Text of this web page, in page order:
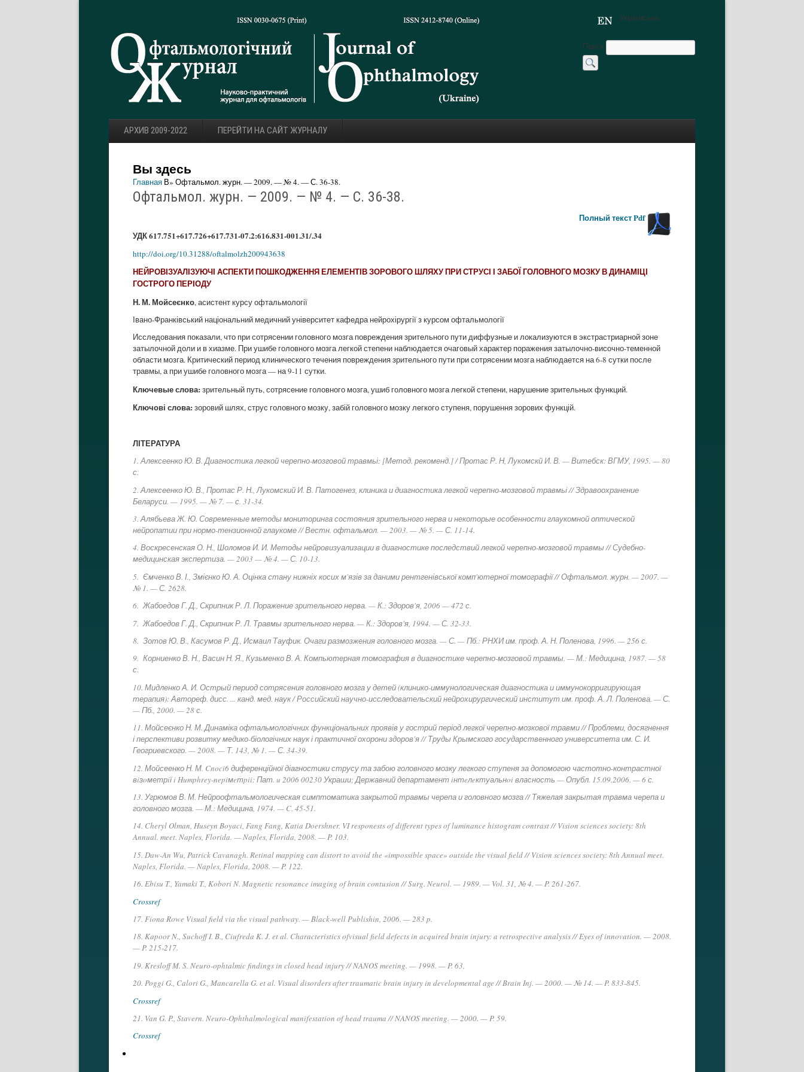
Українська
Поиск
АРХИВ 2009-2022 ПЕРЕЙТИ НА САЙТ ЖУРНАЛУ
Вы здесь
Главная В» Офтальмол. журн. — 2009. — № 4. — С. 36-38.
Офтальмол. журн. — 2009. — № 4. — С. 36-38.
Полный текст Pdf
УДК 617.751+617.726+617.731-07.2:616.831-001.31/.34
http://doi.org/10.31288/oftalmolzh200943638
НЕЙРОВІЗУАЛІЗУЮЧІ АСПЕКТИ ПОШКОДЖЕННЯ ЕЛЕМЕНТІВ ЗОРОВОГО ШЛЯХУ ПРИ СТРУСІ І ЗАБОЇ ГОЛОВНОГО МОЗКУ В ДИНАМІЦІ
ГОСТРОГО ПЕРІОДУ
Н. М. Мойсеєнко, асистент курсу офтальмології
Івано-Франківський національний медичний університет кафедра нейрохірургії з курсом офтальмології
Исследования показали, что при сотрясении головного мозга повреждения зрительного пути диффузные и локализуются в экстрастриарной зоне
затылочной доли и в хиазме. При ушибе головного мозга легкой степени наблюдается очаговый характер поражения затылочно-височно-теменной
области мозга. Критический период клинического течения повреждения зрительного пути при сотрясении мозга наблюдается на 6-8 сутки после
травмы, а при ушибе головного мозга — на 9-11 сутки.
Ключевые слова: зрительный путь, сотрясение головного мозга, ушиб головного мозга легкой степени, нарушение зрительных функций.
Ключові слова: зоровий шлях, струс головного мозку, забій головного мозку легкого ступеня, порушення зорових функцій.
ЛІТЕРАТУРА
1. Алексеенко Ю. В. Диагностика легкой черепно-мозговой травмьі: [Метод. рекоменд.] / Протас Р. Н, Лукомскй И. В. — Витебск: ВГМУ, 1995. — 80
с.
2. Алексеенко Ю. В., Протас Р. Н., Лукомский И. В. Патогенез, клиника и диагностика легкой черепно-мозговой травмьі // Здравоохранение
Беларуси. — 1995. — № 7. — с. 31-34.
3. Алябьева Ж. Ю. Современные методы мониторинга состояния зрительного нерва и некоторые особенности глаукомной оптической
нейропатии при нормо-тензионной глаукоме // Вестн. офтальмол. — 2003. — № 5. — С. 11-14.
4. Воскресенская О. Н., Шоломов И. И. Методы нейровизуализации в диагностике последствий легкой черепно-мозговой травмы // Судебно-
медицинская экспертиза. — 2003 — № 4. — С. 10-13.
5. Ємченко В. І., Змієнко Ю. А. Оцінка стану нижніх косих м'язів за даними рентгенівської комп'ютерної томографії // Офтальмол. журн. — 2007. —
№ 1. — С. 2628.
6. Жабоедов Г. Д., Скрипник Р. Л. Поражение зрительного нерва. — К.: Здоров'я, 2006 — 472 с.
7. Жабоедов Г. Д., Скрипник Р. Л. Травмы зрительного нерва. — К.: Здоров'я, 1994. — С. 32-33.
8. Зотов Ю. В., Касумов Р. Д., Исмаил Тауфик. Очаги размозжения головного мозга. — С. — Пб.: РНХИ им. проф. А. Н. Поленова, 1996. — 256 с.
9. Корниенко В. Н., Васин Н. Я., Кузьменко В. А. Компьютерная томография в диагностике черепно-мозговой травмы. — М.: Медицина, 1987. — 58
с.
10. Мидленко А. И. Острый период сотрясения головного мозга у детей (клинико-иммунологическая диагностика и иммунокорригирующая
терапия): Автореф. дисс. ... канд. мед. наук / Российский научно-исследовательский нейрохирургический институт им. проф. А. Л. Поленова. — С.
— Пб., 2000. — 28 с.
11. Мойсеєнко Н. М. Динаміка офтальмологічних функціональних проявів у гострий період легкої черепно-мозкової травми // Проблеми, досягнення
і перспективи розвитку медико-біологічних наук і практичної охорони здоров'я // Труды Крымского государственного университета им. С. И.
Геогриевского. — 2008. — Т. 143, № 1. — С. 34-39.
12. Мойсеенко Н. М. Cnoci6 диференційної діагностики струсу та забою головного мозку легкого ступеня за допомогою частотно-контрастної
вiзoметрiї i Humphrey-nepiмeтpii: Пат. u 2006 00230 Украши; Державний департамент iнтeлeктуальнoi власность — Опубл. 15.09.2006. — 6 с.
13. Угрюмов В. М. Нейроофтальмологическая симптоматика закрытой травмы черепа и головного мозга // Тяжелая закрытая травма черепа и
головного мозга. — М.: Медицина, 1974. — C. 45-51.
14. Cheryl Olman, Huseyn Boyaci, Fang Fang, Katia Doershner. VI responests of different types of luminance histogram contrast // Vision sciences society: 8th
Annual. meet. Naples, Florida. — Naples, Florida, 2008. — P. 103.
15. Daw-An Wu, Patrick Cavanagh. Retinal mapping can distort to avoid the «impossible space» outside the visual field // Vision sciences society: 8th Annual meet.
Naples, Florida. — Naples, Florida, 2008. — P. 122.
16. Ebisu T., Yamaki T., Kobori N. Magnetic resonance imaging of brain contusion // Surg. Neurol. — 1989. — Vol. 31, № 4. — P. 261-267.
Crossref
17. Fiona Rowe Visual field via the visual pathway. — Black-well Publishin, 2006. — 283 p.
18. Kapoor N., Suchoff I. B., Ciufreda K. J. et al. Characteristics ofvisual field defects in acquired brain injury: a retrospective analysis // Eyes of innovation. — 2008.
— P. 215-217.
19. Kresloff M. S. Neuro-ophtalmic findings in closed head injury // NANOS meeting. — 1998. — P. 63.
20. Poggi G., Calori G., Mancarella G. et al. Visual disorders after traumatic brain injury in developmental age // Brain Inj. — 2000. — № 14. — P. 833-845.
Crossref
21. Van G. P., Stavern. Neuro-Ophthalmological manifestation of head trauma // NANOS meeting. — 2000. — P. 59.
Crossref